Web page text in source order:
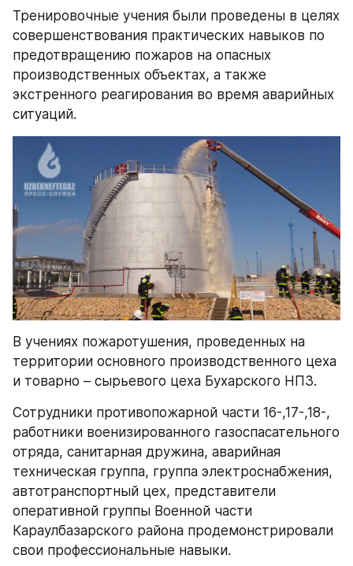
Тренировочные учения были проведены в целях
совершенствования практических навыков по
предотвращению пожаров на опасных
производственных объектах, а также
экстренного реагирования во время аварийных
ситуаций.
В учениях пожаротушения, проведенных на
территории основного производственного цеха
и товарно – сырьевого цеха Бухарского НПЗ.
Сотрудники противопожарной части 16-,17-,18-,
работники военизированного газоспасательного
отряда, санитарная дружина, аварийная
техническая группа, группа электроснабжения,
автотранспортный цех, представители
оперативной группы Военной части
Караулбазарского района продемонстрировали
свои профессиональные навыки.